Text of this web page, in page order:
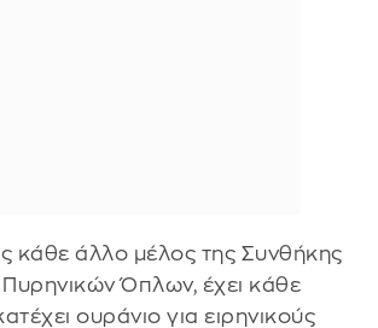
κάθε άλλο μέλος της Συνθήκης
Όπλων, έχει κάθε
ουράνιο για ειρηνικούς